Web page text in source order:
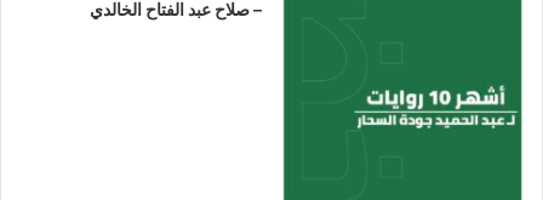
– صلاح عبد الفتاح الخالدي